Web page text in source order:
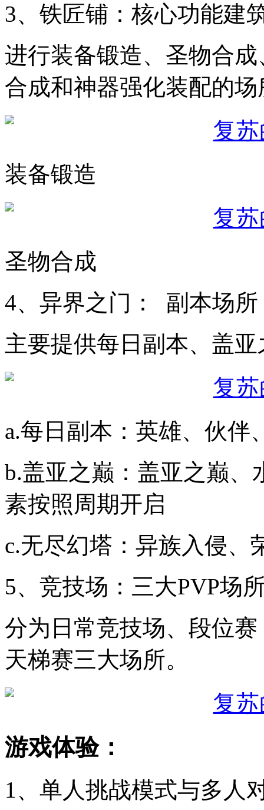
3、铁匠铺：核心功能建
进行装备锻造、圣物合
合成和神器强化装配的场
装备锻造
圣物合成
4、异界之门： 副本场所
主要提供每日副本、盖
a.每日副本：英雄、伙伴
b.盖亚之巅：盖亚之巅、
素按照周期开启
c.无尽幻塔：异族入侵、
5、竞技场：三大PVP场
分为日常竞技场、段位
天梯赛三大场所。
游戏体验：
1、单人挑战模式与多人